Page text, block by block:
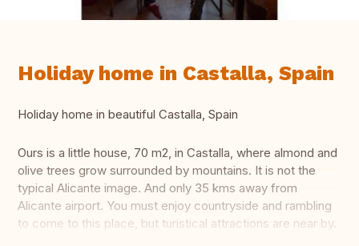
Holiday home in Castalla, Spain
Holiday home in beautiful Castalla, Spain
Ours is a little house, 70 m2, in Castalla, where almond and
olive trees grow surrounded by mountains. It is not the
typical Alicante image. And only 35 kms away from
Alicante airport. You must enjoy countryside and rambling
to come to this place, but turistical attractions are near by.